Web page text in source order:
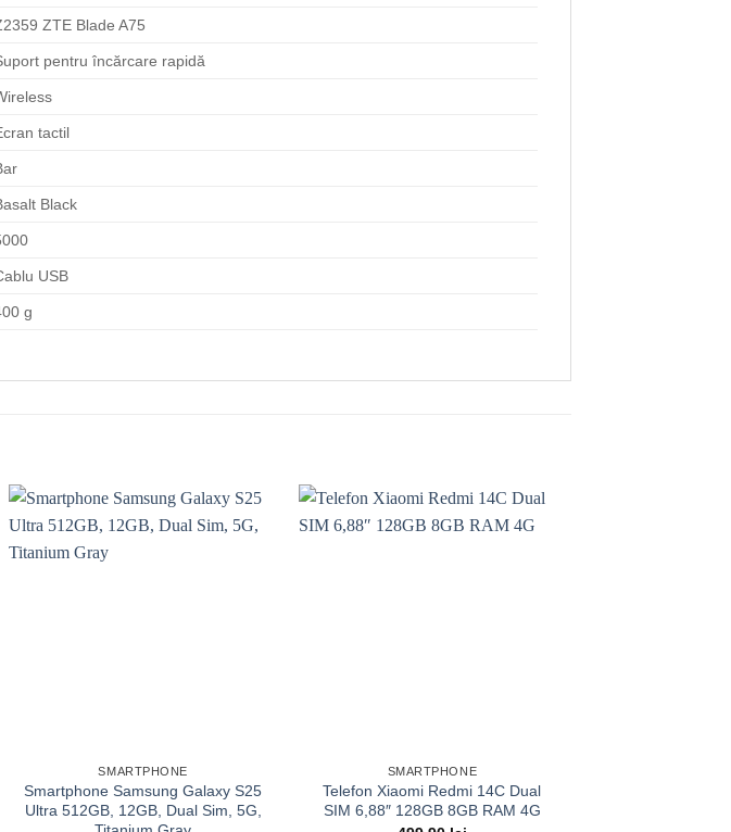
ZTE Blade A75
pentru încărcare rapidă
tactil
Black
USB
g
SMARTPHONE
Smartphone Samsung Galaxy S25
Ultra 512GB, 12GB, Dual Sim, 5G,
SMARTPHONE
Telefon Xiaomi Redmi 14C Dual
SIM 6,88″ 128GB 8GB RAM 4G